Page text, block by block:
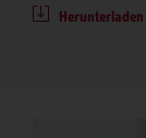
Herunterladen